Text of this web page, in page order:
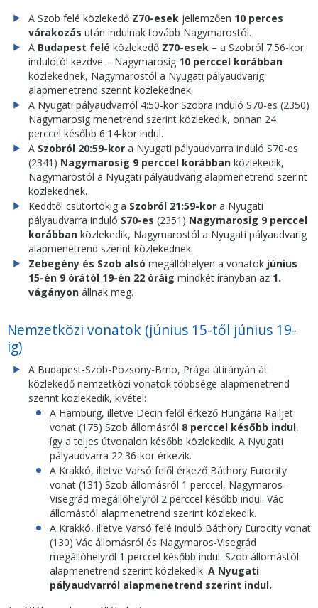
A Szob felé közlekedő Z70-esek jellemzően 10 perces
várakozás után indulnak tovább Nagymarostól.
A Budapest felé közlekedő Z70-esek – a Szobról 7:56-kor
indulótól kezdve – Nagymarosig 10 perccel korábban
közlekednek, Nagymarostól a Nyugati pályaudvarig
alapmenetrend szerint közlekednek.
A Nyugati pályaudvarról 4:50-kor Szobra induló S70-es (2350)
Nagymarosig menetrend szerint közlekedik, onnan 24
perccel később 6:14-kor indul.
A Szobról 20:59-kor a Nyugati pályaudvarra induló S70-es
(2341) Nagymarosig 9 perccel korábban közlekedik,
Nagymarostól a Nyugati pályaudvarig alapmenetrend szerint
közlekednek.
Keddtől csütörtökig a Szobról 21:59-kor a Nyugati
pályaudvarra induló S70-es (2351) Nagymarosig 9 perccel
korábban közlekedik, Nagymarostól a Nyugati pályaudvarig
alapmenetrend szerint közlekednek.
Zebegény és Szob alsó megállóhelyen a vonatok június
15-én 9 órától 19-én 22 óráig mindkét irányban az 1.
vágányon állnak meg.
Nemzetközi vonatok (június 15-től június 19-
ig)
A Budapest-Szob-Pozsony-Brno, Prága útirányán át
közlekedő nemzetközi vonatok többsége alapmenetrend
szerint közlekedik, kivétel:
A Hamburg, illetve Decin felől érkező Hungária Railjet
vonat (175) Szob állomásról 8 perccel később indul,
így a teljes útvonalon később közlekedik. A Nyugati
pályaudvarra 22:36-kor érkezik.
A Krakkó, illetve Varsó felől érkező Báthory Eurocity
vonat (131) Szob állomásról 1 perccel, Nagymaros-
Visegrád megállóhelyről 2 perccel később indul. Vác
állomástól alapmenetrend szerint közlekedik.
A Krakkó, illetve Varsó felé induló Báthory Eurocity vonat
(130) Vác állomásról és Nagymaros-Visegrád
megállóhelyről 1 perccel később indul. Szob állomástól
alapmenetrend szerint közlekedik. A Nyugati
pályaudvarról alapmenetrend szerint indul.